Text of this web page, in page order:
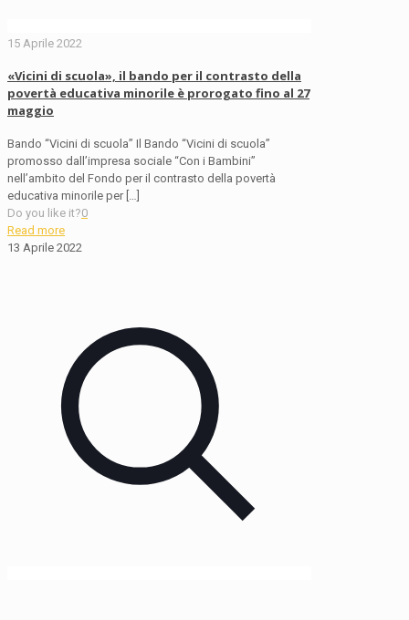
15 Aprile 2022
«Vicini di scuola», il bando per il contrasto della
povertà educativa minorile è prorogato fino al 27
maggio
Bando “Vicini di scuola” Il Bando “Vicini di scuola”
promosso dall’impresa sociale “Con i Bambini”
nell’ambito del Fondo per il contrasto della povertà
educativa minorile per[…]
Do you like it?0
Read more
13 Aprile 2022